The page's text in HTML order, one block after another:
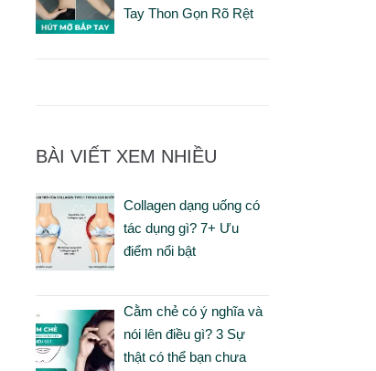
Tay Thon Gọn Rõ Rệt
BÀI VIẾT XEM NHIỀU
Collagen dạng uống có
tác dụng gì? 7+ Ưu
điểm nổi bật
Cằm chẻ có ý nghĩa và
nói lên điều gì? 3 Sự
thật có thể bạn chưa